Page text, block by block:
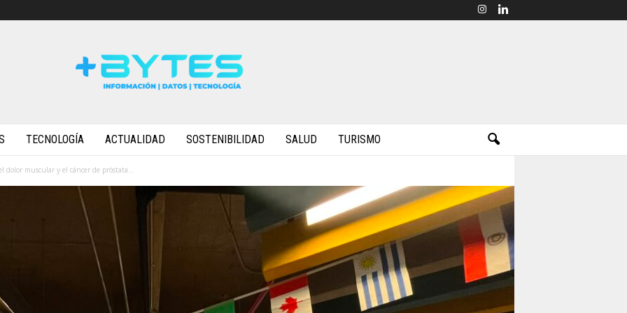
TECNOLOGÍA ACTUALIDAD SOSTENIBILIDAD SALUD TURISMO
dolor muscular y el cáncer de próstata...